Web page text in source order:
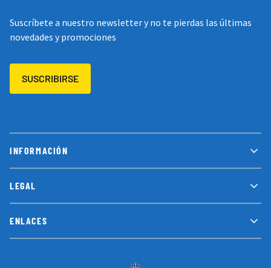
INFORMACIÓN
LEGAL
ENLACES
Suscríbete a nuestro newsletter y no te pierdas las últimas
novedades y promociones
SUSCRIBIRSE